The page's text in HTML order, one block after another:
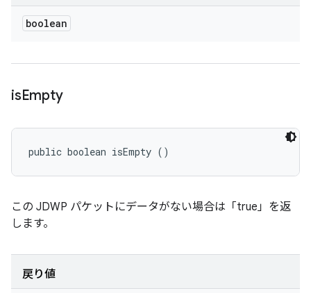
boolean
isEmpty
public boolean isEmpty ()
この JDWP パケットにデータがない場合は「true」を返
します。
戻り値